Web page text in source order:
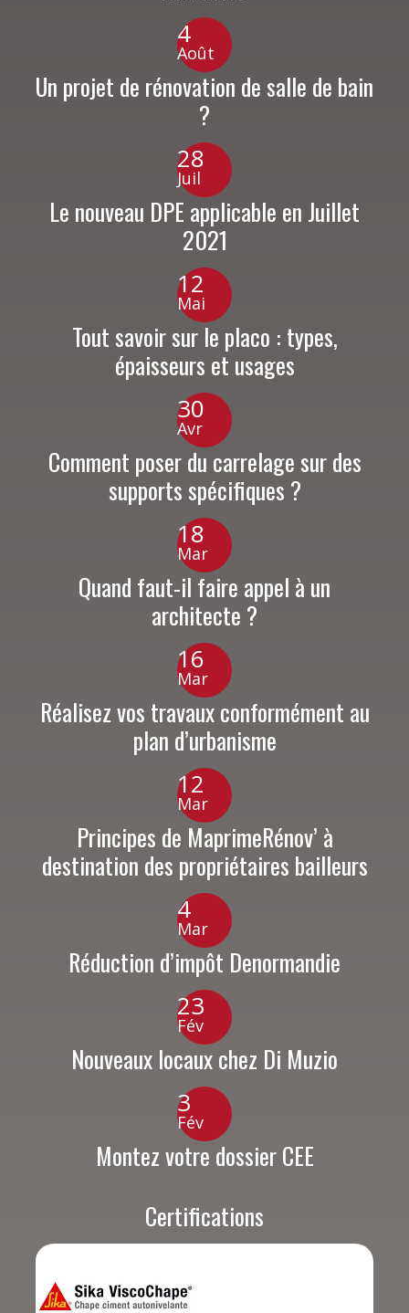
4
Août
Un projet de rénovation de salle de bain
?
28
Juil
Le nouveau DPE applicable en Juillet
2021
12
Mai
Tout savoir sur le placo : types,
épaisseurs et usages
30
Avr
Comment poser du carrelage sur des
supports spécifiques ?
18
Mar
Quand faut-il faire appel à un
architecte ?
16
Mar
Réalisez vos travaux conformément au
plan d’urbanisme
12
Mar
Principes de MaprimeRénov’ à
destination des propriétaires bailleurs
4
Mar
Réduction d’impôt Denormandie
23
Fév
Nouveaux locaux chez Di Muzio
3
Fév
Montez votre dossier CEE
Certifications